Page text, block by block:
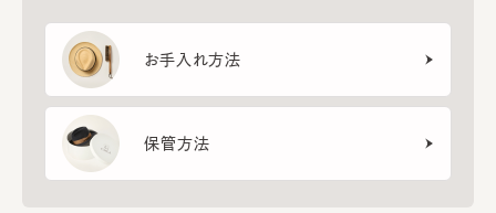
お手入れ方法
保管方法